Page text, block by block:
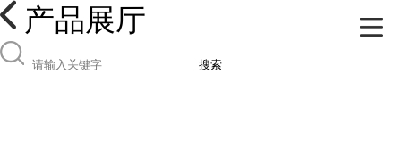
产品展厅
搜索